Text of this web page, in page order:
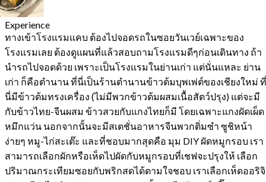
Experience
ทางเข้าโรงแรมแคบ ต้องไปจอดรถในซอยวันเวย์เฉพาะของ
โรงแรมเลย ต้องดูแผนที่แล้วสอบถามโรงแรมดีๆก่อนเดินทาง ถ้า
นำรถไปจอดด้วย เพราะเป็นโรงแรมในย่านเก่า แต่นั่นแหละ ย่าน
เก่า ก็คือตำนาน ที่นี่เป็นร้านตำนานข้าวต้มบุพเพ่ต์ของเชียงใหม่ ที่
นี่มีข้าวต้มทรงเครื่อง (ไม่มีพวกข้าวต้มผสมเนื้อสัตว์ปรุง) แต่จะมี
กับข้าวไทย-จีนผสม ข้าวสวยกับแกงไทยก็มี โดยเฉพาะแกงผัดเผ็ด
หมึกแว่น นอกจากนั้นจะมีสเตชั่นอาหารจีนพวกติ่มซำ ซูชิหน้า
ง่ายๆ หมู-ไก่สะเต๊ะ และที่ชอบมากสุดคือ มุม DIY ผัดหมูกรอบ เรา
สามารถเลือกผักหรือเห็ดไปผัดกับหมูกรอบที่เชฟจะปรุงให้ เลือก
ปริมาณกระเทียมซอยกับพริกสดได้ตามใจชอบ เราเลือกเห็ดออริจิ